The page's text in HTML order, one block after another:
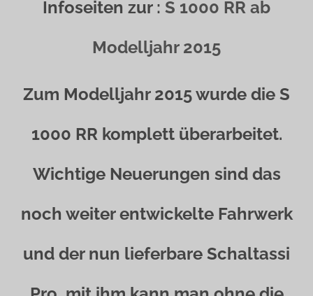
Infoseiten zur : S 1000 RR ab
Modelljahr 2015
Zum Modelljahr 2015 wurde die S
1000 RR komplett überarbeitet.
Wichtige Neuerungen sind das
noch weiter entwickelte Fahrwerk
und der nun lieferbare Schaltassi